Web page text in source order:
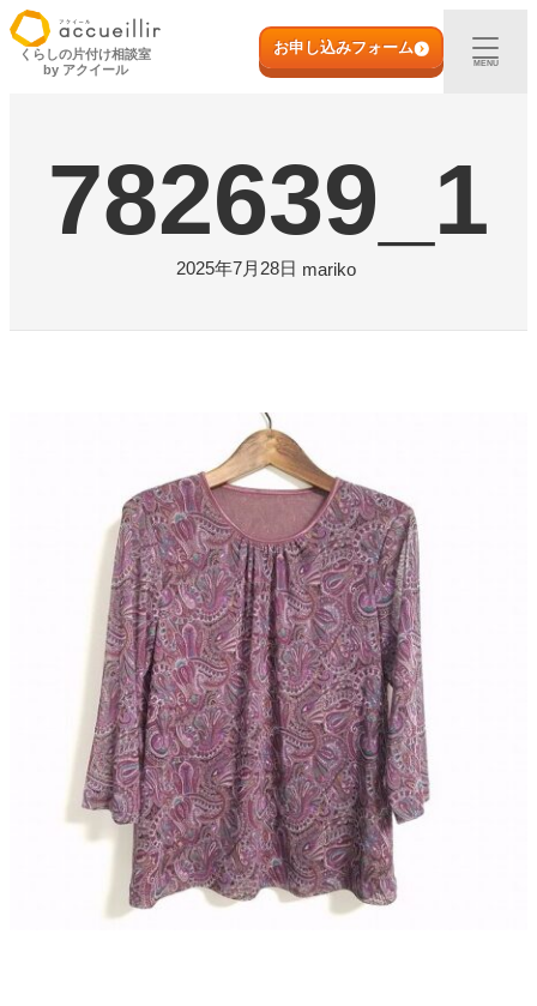
内
容
初めての方へ
宅配買取
店頭買取
ご利用実例
店舗一覧
よくある質問
お問い合わせ
0120-29-5302
受付時間9:00〜18:00（年中無休※年末年始は除く）
お申し込みフォーム
くらしの片付け相談室
by アクイール
お申し込みフォーム
MENU
782639_1
2025年7月28日 mariko